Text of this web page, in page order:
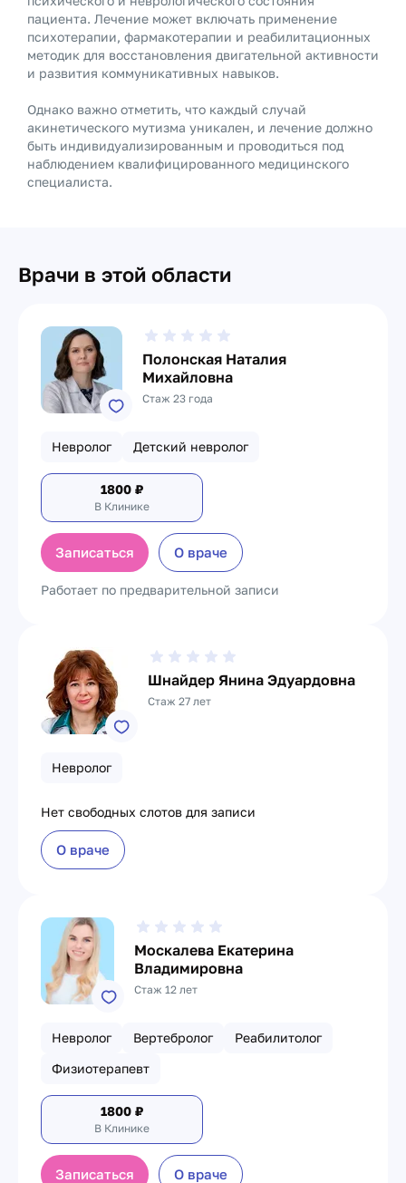
пациента. Лечение может включать применение
психотерапии, фармакотерапии и реабилитационных
методик для восстановления двигательной активности
и развития коммуникативных навыков.
Однако важно отметить, что каждый случай
акинетического мутизма уникален, и лечение должно
быть индивидуализированным и проводиться под
наблюдением квалифицированного медицинского
специалиста.
Врачи в этой области
Полонская Наталия
Михайловна
Стаж 23 года
Невролог Детский невролог
1800 ₽
В Клинике
Записаться О враче
Работает по предварительной записи
Шнайдер Янина Эдуардовна
Стаж 27 лет
Невролог
Нет свободных слотов для записи
О враче
Москалева Екатерина
Владимировна
Стаж 12 лет
Невролог Вертебролог
Реабилитолог
Физиотерапевт
1800 ₽
В Клинике
Записаться О враче